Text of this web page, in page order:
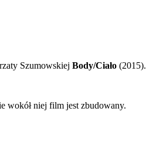
Szumowskiej Body/Ciało (2015).
wokół niej film jest zbudowany.